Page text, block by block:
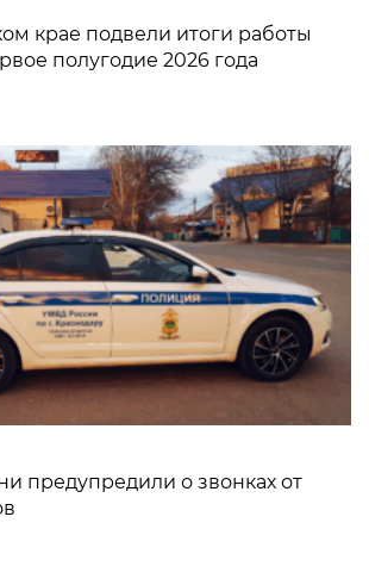
крае подвели итоги работы
полугодие 2026 года
предупредили о звонках от